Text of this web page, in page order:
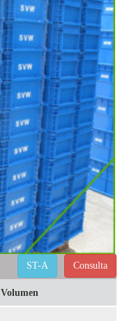
Consulta
ST-A
Volumen